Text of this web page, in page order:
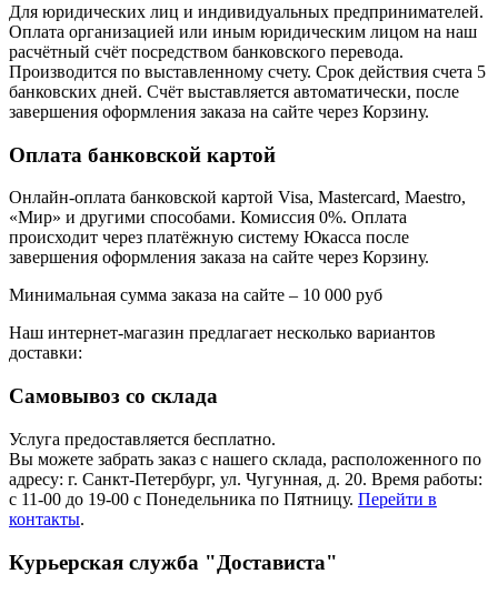
Для юридических лиц и индивидуальных предпринимателей.
Оплата организацией или иным юридическим лицом на наш
расчётный счёт посредством банковского перевода.
Производится по выставленному счету. Срок действия счета 5
банковских дней. Счёт выставляется автоматически, после
завершения оформления заказа на сайте через Корзину.
Оплата банковской картой
Онлайн-оплата банковской картой Visa, Mastercard, Maestro,
«Мир» и другими способами. Комиссия 0%. Оплата
происходит через платёжную систему Юкасса после
завершения оформления заказа на сайте через Корзину.
Минимальная сумма заказа на сайте – 10 000 руб
Наш интернет-магазин предлагает несколько вариантов
доставки:
Самовывоз со склада
Услуга предоставляется бесплатно.
Вы можете забрать заказ с нашего склада, расположенного по
адресу: г. Санкт-Петербург, ул. Чугунная, д. 20. Время работы:
с 11-00 до 19-00 с Понедельника по Пятницу. Перейти в
контакты.
Курьерская служба "Достависта"